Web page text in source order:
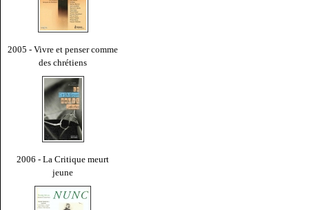
2005 - Vivre et penser comme
des chrétiens
2006 - La Critique meurt
jeune